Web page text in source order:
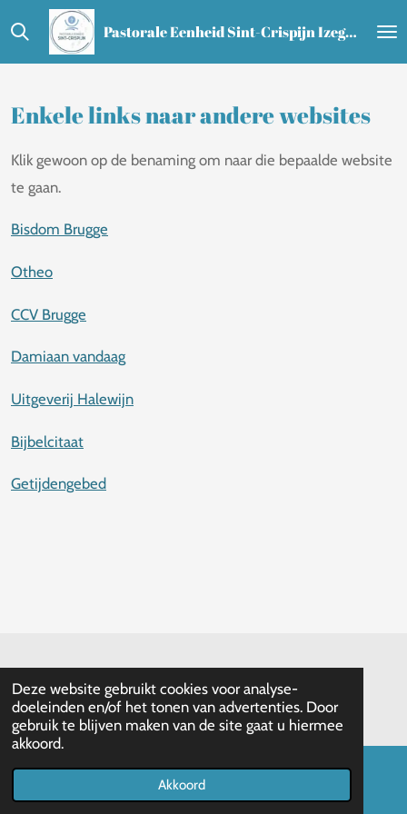
Deze website gebruikt cookies voor analyse-
doeleinden en/of het tonen van advertenties. Door
gebruik te blijven maken van de site gaat u hiermee
akkoord.
Akkoord
Ga
de
hoofdinhoud
Pastorale Eenheid Sint-Crispijn Izegem - Ledegem - Lendelede
Enkele links naar andere websites
Klik gewoon op de benaming om naar die bepaalde website
te gaan.
Bisdom Brugge
Otheo
CCV Brugge
Damiaan vandaag
Uitgeverij Halewijn
Bijbelcitaat
Getijdengebed
Powered byJouwWeb
Telefoonnummer